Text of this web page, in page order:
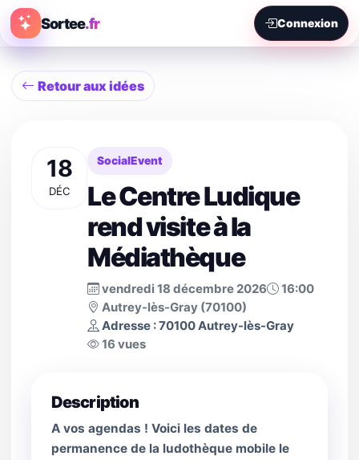
Sortee.fr Connexion
Retour aux idées
18
DÉC
SocialEvent
Le Centre Ludique
rend visite à la
Médiathèque
vendredi 18 décembre 2026
16:00
Autrey-lès-Gray (70100)
Adresse : 70100 Autrey-lès-Gray
16 vues
Description
A vos agendas ! Voici les dates de
permanence de la ludothèque mobile le